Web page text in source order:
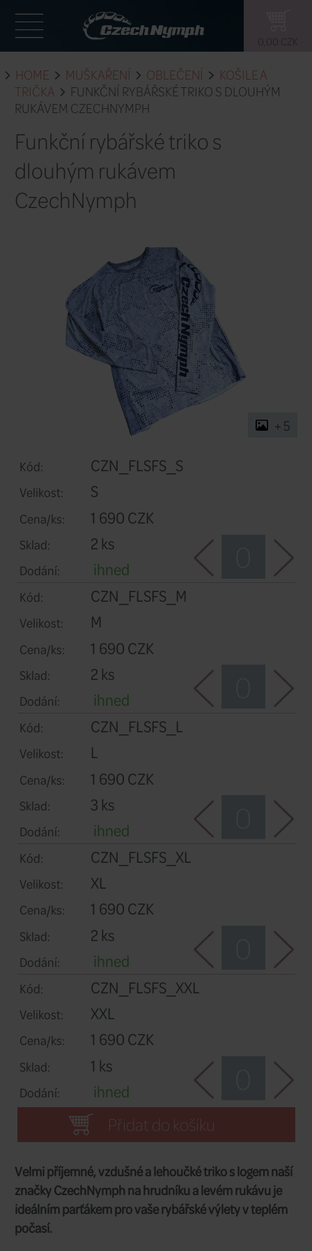
HOME MUŠKAŘENÍ
TRIČKA
FUNKČNÍ RYBÁŘSKÉ
RUKÁVEM CZECHNYMPH
Funkční rybářské triko
dlouhým rukávem
CzechNymph
Kód: CZN_FLSFS_S
Velikost:
Cena/ks: 1 690 CZK
Sklad: 2 ks
Dodání:
Kód: CZN_FLSFS_M
Velikost:
Cena/ks: 1 690 CZK
Sklad:
Dodání: ihned
Kód: CZN_FLSFS_L
Velikost:
Cena/ks: 1 690 CZK
Sklad: 3 ks
Dodání: ihned
Kód: CZN_FLSFS_XL